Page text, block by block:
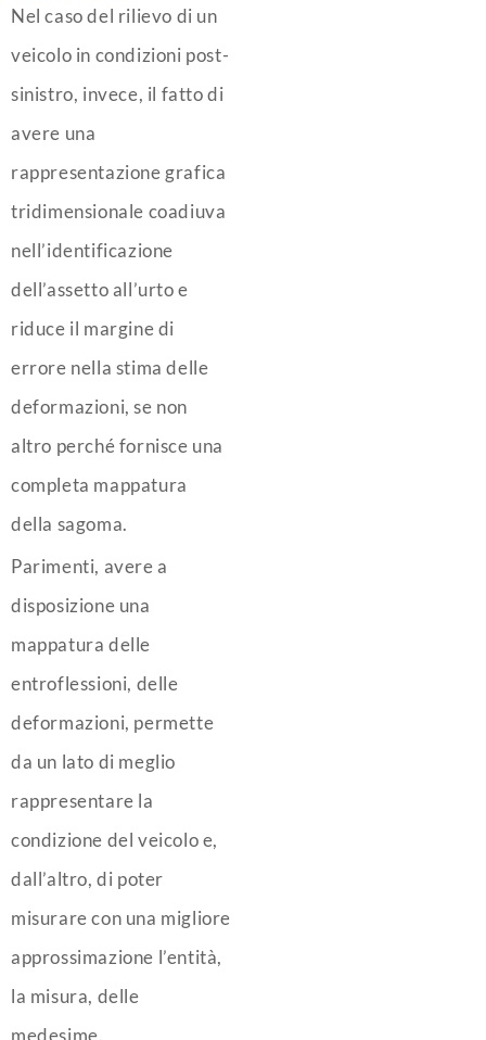
Nel caso del rilievo di un
veicolo in condizioni post-
sinistro, invece, il fatto di
avere una
rappresentazione grafica
tridimensionale coadiuva
nell’identificazione
dell’assetto all’urto e
riduce il margine di
errore nella stima delle
deformazioni, se non
altro perché fornisce una
completa mappatura
della sagoma.
Parimenti, avere a
disposizione una
mappatura delle
entroflessioni, delle
deformazioni, permette
da un lato di meglio
rappresentare la
condizione del veicolo e,
dall’altro, di poter
misurare con una migliore
approssimazione l’entità,
la misura, delle
medesime.